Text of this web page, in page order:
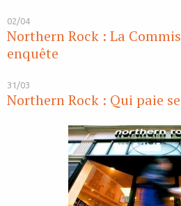
02/04
Northern Rock : La
enquête
31/03
Northern Rock : Qui paie